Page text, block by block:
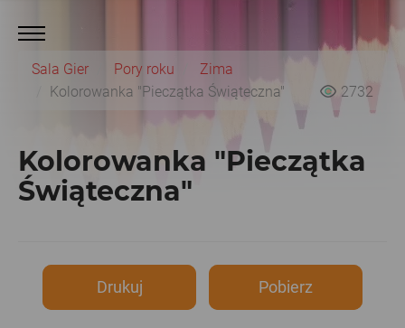
Sala Gier Pory roku
Zima
Kolorowanka "Pieczątka Świąteczna"
2732
Kolorowanka "Pieczątka
Świąteczna"
Drukuj Pobierz